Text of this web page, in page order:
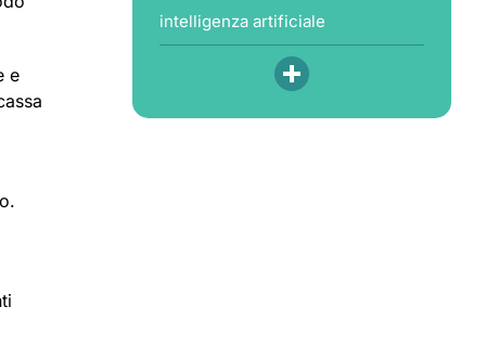
e
intelligenza artificiale